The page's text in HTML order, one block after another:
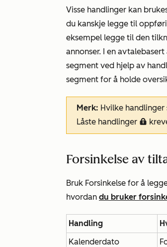
Visse handlinger kan
du kanskje legge til
eksempel legge til den
annonser. I en
segment ved hjelp av
segment for å holde
Merk: Hvilke
Låste handlinger locked
Forsinkelse av
Bruk Forsinkelse for å
hvordan du bruker
Handling
Kalenderdato